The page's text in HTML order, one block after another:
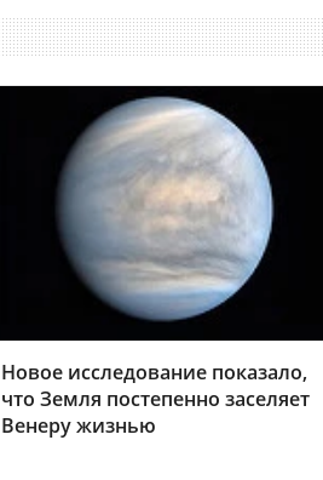
Новое исследование показало,
что Земля постепенно заселяет
Венеру жизнью